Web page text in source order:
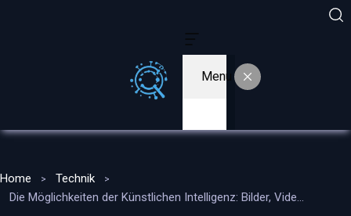
Menu
Home
Technik
Die Möglichkeiten der Künstlichen Intelligenz: Bilder, Videos und Musik erstellen